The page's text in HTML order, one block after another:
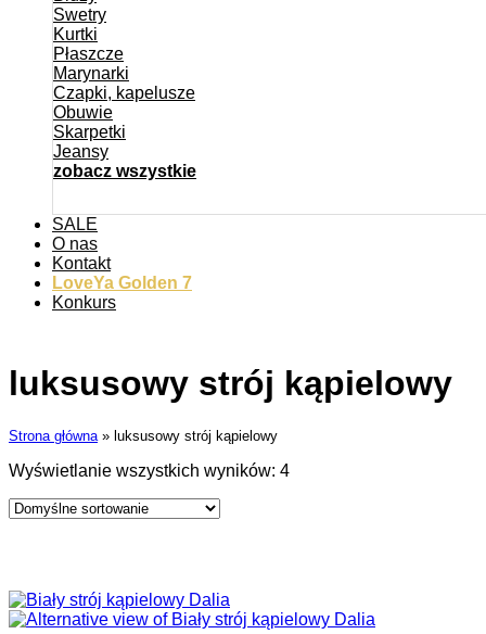
Swetry
Kurtki
Płaszcze
Marynarki
Czapki, kapelusze
Obuwie
Skarpetki
Jeansy
zobacz wszystkie
SALE
O nas
Kontakt
LoveYa Golden 7
Konkurs
luksusowy strój kąpielowy
Strona główna » luksusowy strój kąpielowy
Wyświetlanie wszystkich wyników: 4